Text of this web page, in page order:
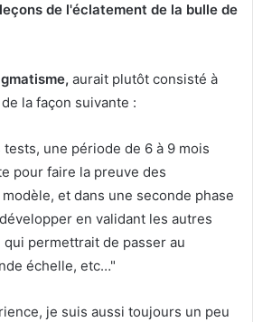
de l'éclatement de la bulle de
aurait plutôt consisté à
la façon suivante :
une période de 6 à 9 mois
pour faire la preuve des
et dans une seconde phase
en validant les autres
qui permettrait de passer au
échelle, etc…"
je suis aussi toujours un peu